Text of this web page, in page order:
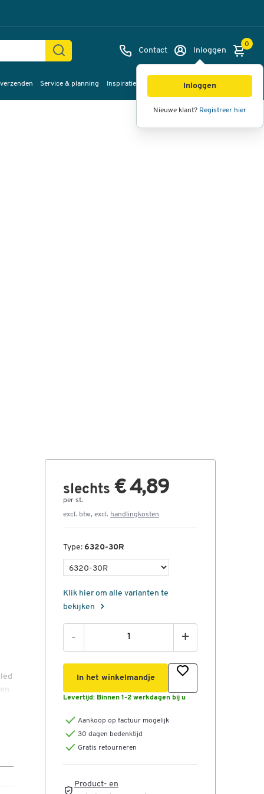
Contact Inloggen
Inloggen
Nieuwe klant? Registreer hier
0
Service & planning Inspiratie
slechts € 4,89
per st.
excl. btw, excl. handlingkosten
Type: 6320-30R
Klik hier om alle varianten te
bekijken
- +
In het winkelmandje
Levertijd: Binnen 1-2 werkdagen bij u
Aankoop op factuur mogelijk
30 dagen bedenktijd
Gratis retourneren
Product- en
Afbeeldingen Video's
360°
weergave